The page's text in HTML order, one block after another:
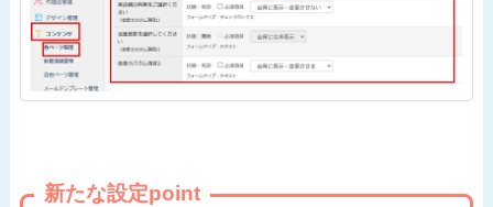
新たな設定point